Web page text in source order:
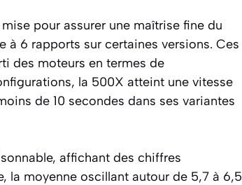
pour assurer une maîtrise fine du
à 6 rapports sur certaines versions. Ces
des moteurs en termes de
la 500X atteint une vitesse
de 10 secondes dans ses variantes
affichant des chiffres
la moyenne oscillant autour de 5,7 à 6,5